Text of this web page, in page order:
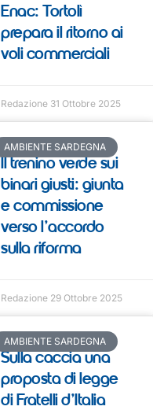
Enac: Tortolì
prepara il ritorno ai
voli commerciali
Redazione 31 Ottobre 2025
AMBIENTE SARDEGNA
Il trenino verde sui
binari giusti: giunta
e commissione
verso l’accordo
sulla riforma
Redazione 29 Ottobre 2025
AMBIENTE SARDEGNA
Sulla caccia una
proposta di legge
di Fratelli d’Italia